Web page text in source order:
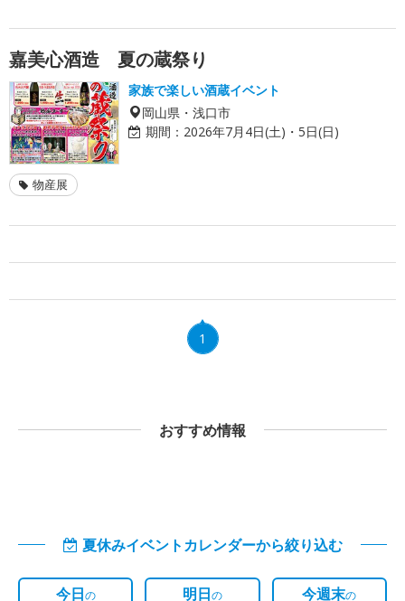
嘉美心酒造 夏の蔵祭り
家族で楽しい酒蔵イベント
岡山県・浅口市
期間： 2026年7月4日(土)・5日(日)
物産展
1
おすすめ情報
夏休みイベントカレンダーから絞り込む
今日の 明日の 今週末の